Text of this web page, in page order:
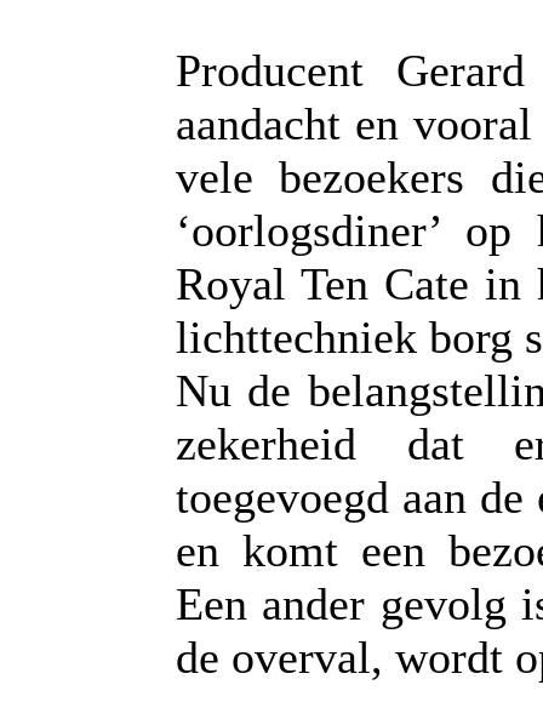
Producent
aandacht en
vele bezoekers
‘oorlogsdiner’
Royal Ten Cate in
lichttechniek borg
Nu de
zekerheid dat
toegevoegd aan
en komt een
Een ander gevolg
de overval, wordt